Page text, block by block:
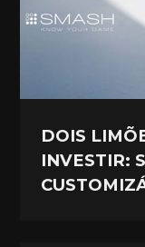
DOIS
INVESTIR: